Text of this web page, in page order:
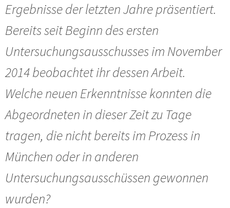
Ergebnisse der letzten Jahre präsentiert.
Bereits seit Beginn des ersten
Untersuchungsausschusses im November
2014 beobachtet ihr dessen Arbeit.
Welche neuen Erkenntnisse konnten die
Abgeordneten in dieser Zeit zu Tage
tragen, die nicht bereits im Prozess in
München oder in anderen
Untersuchungsausschüssen gewonnen
wurden?